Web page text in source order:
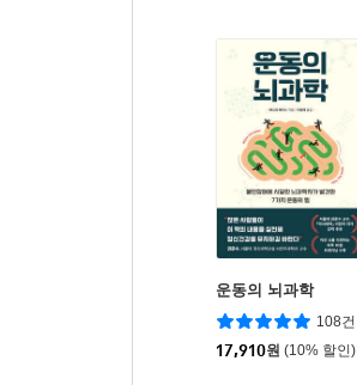
운동의 뇌과학
108건
17,910원 (10% 할인)